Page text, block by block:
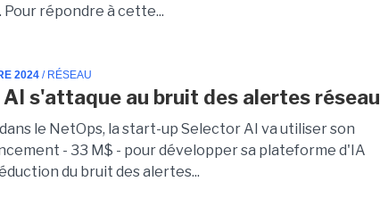
répondre à cette...
2024 / RÉSEAU
s'attaque au bruit des alertes réseau
le NetOps, la start-up Selector AI va utiliser son
- 33 M$ - pour développer sa plateforme d'IA
du bruit des alertes...